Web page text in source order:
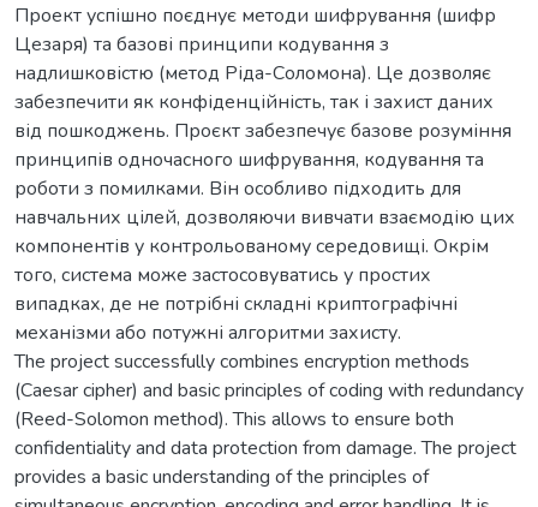
Проект успішно поєднує методи шифрування (шифр
Цезаря) та базові принципи кодування з
надлишковістю (метод Ріда-Соломона). Це дозволяє
забезпечити як конфіденційність, так і захист даних
від пошкоджень. Проєкт забезпечує базове розуміння
принципів одночасного шифрування, кодування та
роботи з помилками. Він особливо підходить для
навчальних цілей, дозволяючи вивчати взаємодію цих
компонентів у контрольованому середовищі. Окрім
того, система може застосовуватись у простих
випадках, де не потрібні складні криптографічні
механізми або потужні алгоритми захисту.
The project successfully combines encryption methods
(Caesar cipher) and basic principles of coding with redundancy
(Reed-Solomon method). This allows to ensure both
confidentiality and data protection from damage. The project
provides a basic understanding of the principles of